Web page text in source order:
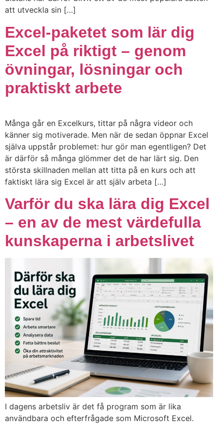
att utveckla sin […]
Excel-paketet som lär dig
Excel på riktigt – genom
övningar, lösningar och
praktiskt arbete
Många går en Excelkurs, tittar på några videor och
känner sig motiverade. Men när de sedan öppnar Excel
själva uppstår problemet: hur gör man egentligen? Det
är därför så många glömmer det de har lärt sig. Den
största skillnaden mellan att titta på en kurs och att
faktiskt lära sig Excel är att själv arbeta […]
Varför du ska lära dig Excel
– en av de mest värdefulla
kunskaperna i arbetslivet
I dagens arbetsliv är det få program som är lika
användbara och efterfrågade som Microsoft Excel.